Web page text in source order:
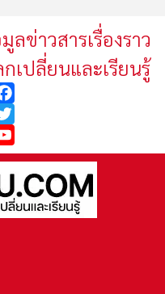
ลข่าวสารเรื่องราว
เปลี่ยนและเรียนรู้